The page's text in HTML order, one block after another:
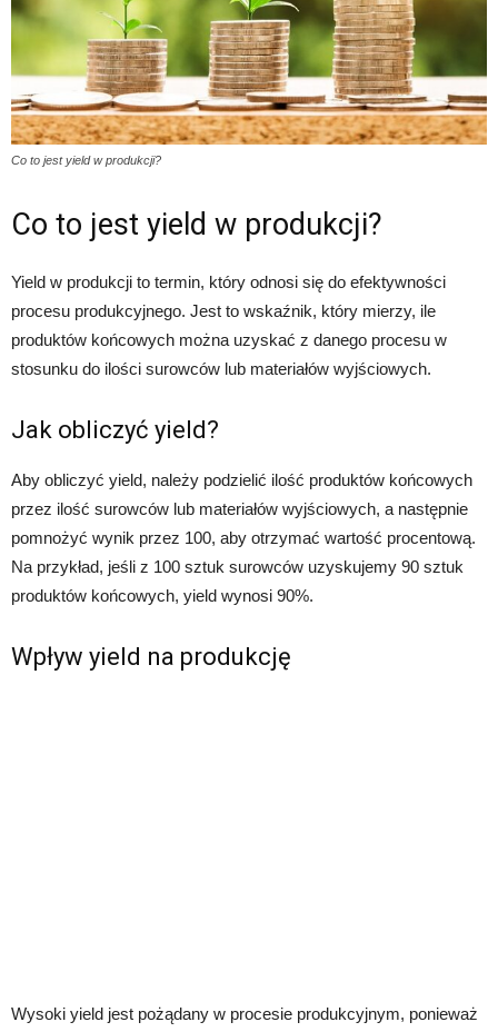
Co to jest yield w produkcji?
Co to jest yield w produkcji?
Yield w produkcji to termin, który odnosi się do efektywności
procesu produkcyjnego. Jest to wskaźnik, który mierzy, ile
produktów końcowych można uzyskać z danego procesu w
stosunku do ilości surowców lub materiałów wyjściowych.
Jak obliczyć yield?
Aby obliczyć yield, należy podzielić ilość produktów końcowych
przez ilość surowców lub materiałów wyjściowych, a następnie
pomnożyć wynik przez 100, aby otrzymać wartość procentową.
Na przykład, jeśli z 100 sztuk surowców uzyskujemy 90 sztuk
produktów końcowych, yield wynosi 90%.
Wpływ yield na produkcję
Wysoki yield jest pożądany w procesie produkcyjnym, ponieważ